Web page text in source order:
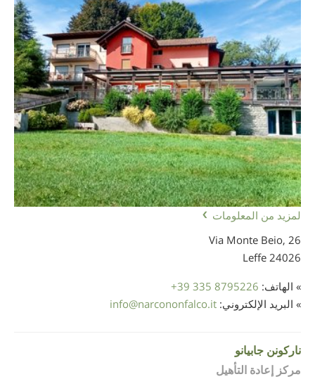
لمزيد من المعلومات
Via Monte Beio, 26
24026 Leffe
» الهاتف: +39 335 8795226
» البريد الإلكتروني:
info@narcononfalco.it
ناركونن جابيانو
مركز إعادة التأهيل